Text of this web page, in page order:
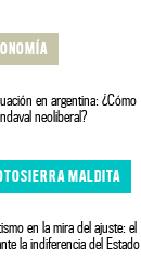
en argentina: ¿Cómo
neoliberal?
MALDITA
en la mira del ajuste: el
la indiferencia del Estado